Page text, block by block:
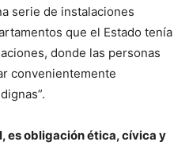
serie de instalaciones
que el Estado tenía
donde las personas
convenientemente
es obligación ética, cívica y